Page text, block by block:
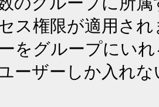
ス権限が適用さ
をグループにい
ーザーしか入れ